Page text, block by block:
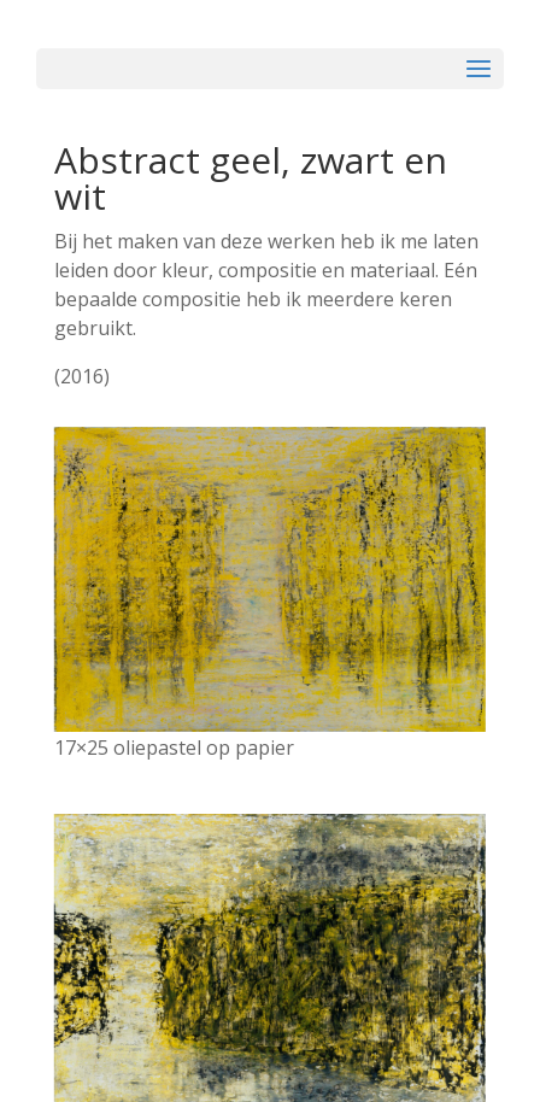
Abstract geel, zwart en
wit
Bij het maken van deze werken heb ik me laten
leiden door kleur, compositie en materiaal. Eén
bepaalde compositie heb ik meerdere keren
gebruikt.
(2016)
17×25 oliepastel op papier